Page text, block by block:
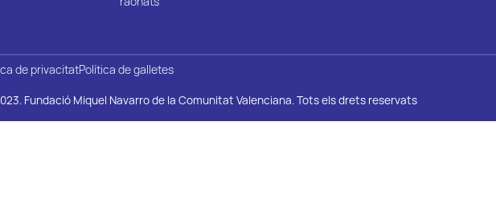
de privacitatPolítica de galletes
Fundació Miquel Navarro de la Comunitat Valenciana. Tots els drets reservats